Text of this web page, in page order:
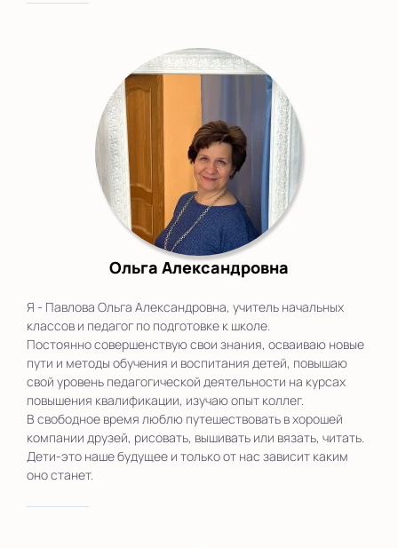
Ольга Александровна
Я - Павлова Ольга Александровна, учитель начальных
классов и педагог по подготовке к школе.
Постоянно совершенствую свои знания, осваиваю новые
пути и методы обучения и воспитания детей, повышаю
свой уровень педагогической деятельности на курсах
повышения квалификации, изучаю опыт коллег.
В свободное время люблю путешествовать в хорошей
компании друзей, рисовать, вышивать или вязать, читать.
Дети-это наше будущее и только от нас зависит каким
оно станет.